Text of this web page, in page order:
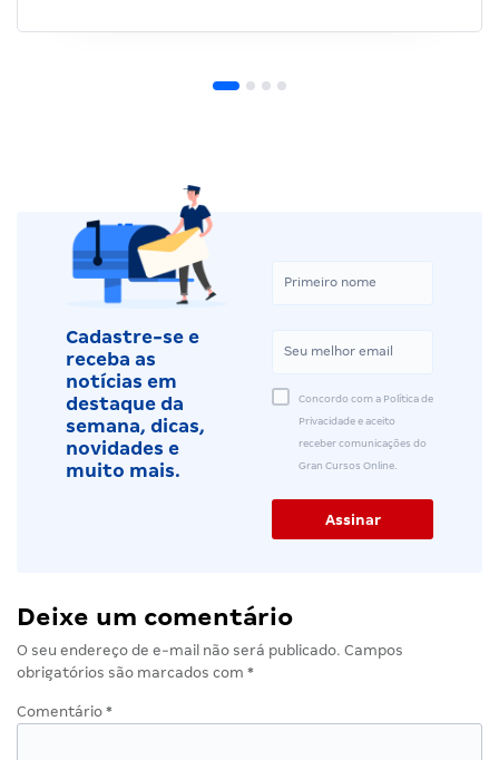
Cadastre-se e
receba as
notícias em
destaque da
semana, dicas,
novidades e
muito mais.
Concordo com a Política de
Privacidade e aceito
receber comunicações do
Gran Cursos Online.
Deixe um comentário
O seu endereço de e-mail não será publicado. Campos
obrigatórios são marcados com *
Comentário *